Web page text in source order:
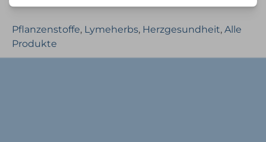
Pflanzenstoffe, Lymeherbs, Herzgesundheit, Alle
Produkte